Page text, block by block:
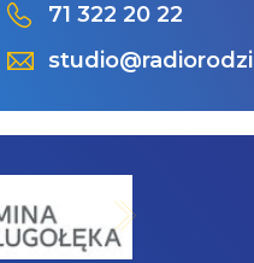
71 322 20 22